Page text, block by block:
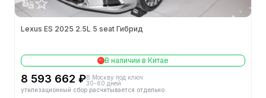
Коэффициент аэродинамического сопротивления 0.28
Колея передних колес (мм) 1599
Длина (мм)
Lexus ES 2025 2.5L 5 seat Гибрид
В наличии в Китае
8 593 662 ₽В Москву под ключ
30-60 дней
утилизационный сбор расчитывается отдельно